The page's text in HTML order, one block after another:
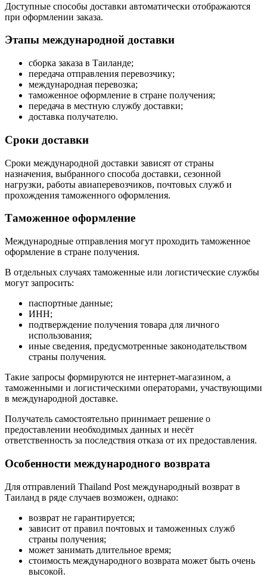
Доступные способы доставки автоматически отображаются
при оформлении заказа.
Этапы международной доставки
сборка заказа в Таиланде;
передача отправления перевозчику;
международная перевозка;
таможенное оформление в стране получения;
передача в местную службу доставки;
доставка получателю.
Сроки доставки
Сроки международной доставки зависят от страны
назначения, выбранного способа доставки, сезонной
нагрузки, работы авиаперевозчиков, почтовых служб и
прохождения таможенного оформления.
Таможенное оформление
Международные отправления могут проходить таможенное
оформление в стране получения.
В отдельных случаях таможенные или логистические службы
могут запросить:
паспортные данные;
ИНН;
подтверждение получения товара для личного
использования;
иные сведения, предусмотренные законодательством
страны получения.
Такие запросы формируются не интернет-магазином, а
таможенными и логистическими операторами, участвующими
в международной доставке.
Получатель самостоятельно принимает решение о
предоставлении необходимых данных и несёт
ответственность за последствия отказа от их предоставления.
Особенности международного возврата
Для отправлений Thailand Post международный возврат в
Таиланд в ряде случаев возможен, однако:
возврат не гарантируется;
зависит от правил почтовых и таможенных служб
страны получения;
может занимать длительное время;
стоимость международного возврата может быть очень
высокой.